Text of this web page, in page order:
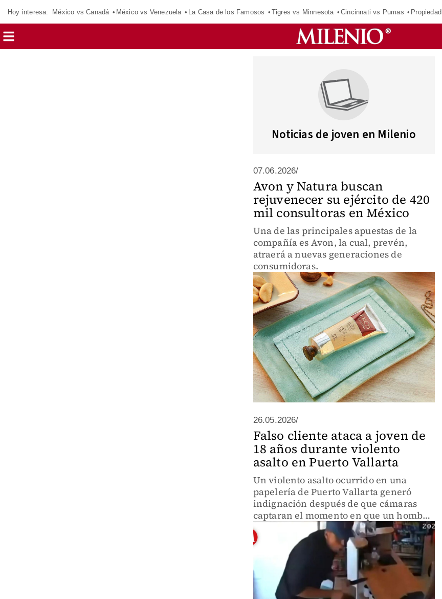
Hoy interesa: México vs Canadá México vs Venezuela La Casa de los Famosos Tigres vs Minnesota Cincinnati vs Pumas Propiedad
Noticias de joven en Milenio
07.06.2026/
Avon y Natura buscan
rejuvenecer su ejército de 420
mil consultoras en México
Una de las principales apuestas de la
compañía es Avon, la cual, prevén,
atraerá a nuevas generaciones de
consumidoras.
26.05.2026/
Falso cliente ataca a joven de
18 años durante violento
asalto en Puerto Vallarta
Un violento asalto ocurrido en una
papelería de Puerto Vallarta generó
indignación después de que cámaras
captaran el momento en que un hombre
fingió ser cliente para atacar a una joven
trabajadora de 18 años antes de cometer
un robo.